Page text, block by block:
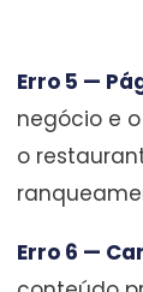
Erro 5 —
negócio e
o
Erro 6 —